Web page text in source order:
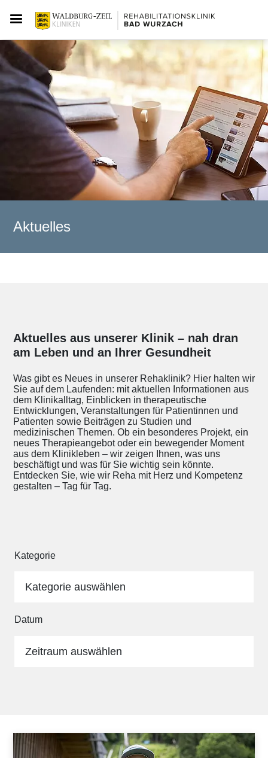
Aktuelles
Aktuelles aus unserer Klinik – nah dran
am Leben und an Ihrer Gesundheit
Was gibt es Neues in unserer Rehaklinik? Hier halten wir
Sie auf dem Laufenden: mit aktuellen Informationen aus
dem Klinikalltag, Einblicken in therapeutische
Entwicklungen, Veranstaltungen für Patientinnen und
Patienten sowie Beiträgen zu Studien und
medizinischen Themen. Ob ein besonderes Projekt, ein
neues Therapieangebot oder ein bewegender Moment
aus dem Klinikleben – wir zeigen Ihnen, was uns
beschäftigt und was für Sie wichtig sein könnte.
Entdecken Sie, wie wir Reha mit Herz und Kompetenz
gestalten – Tag für Tag.
Kategorie
Kategorie auswählen
Datum
Zeitraum auswählen